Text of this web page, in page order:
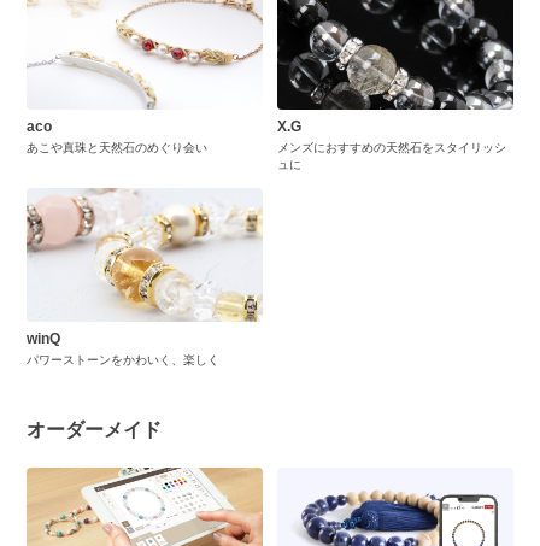
aco
あこや真珠と天然石のめぐり会い
X.G
メンズにおすすめの天然石をスタイリッシ
ュに
winQ
パワーストーンをかわいく、楽しく
オーダーメイド